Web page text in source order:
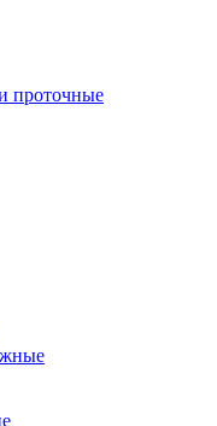
проточные